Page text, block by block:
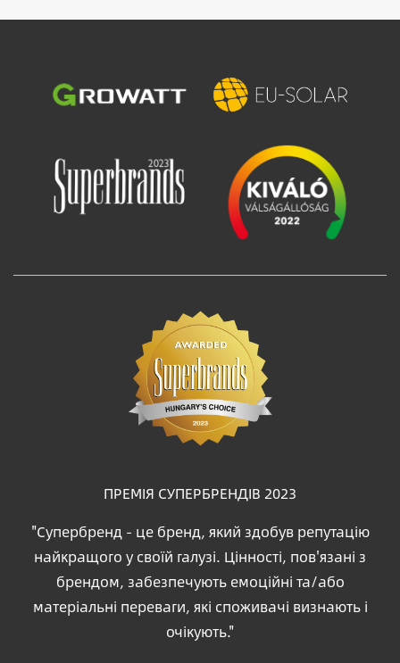
Зображення Зображення
ПРЕМІЯ СУПЕРБРЕНДІВ 2023
"Супербренд - це бренд, який здобув репутацію
найкращого у своїй галузі. Цінності, пов'язані з
брендом, забезпечують емоційні та/або
матеріальні переваги, які споживачі визнають і
очікують."